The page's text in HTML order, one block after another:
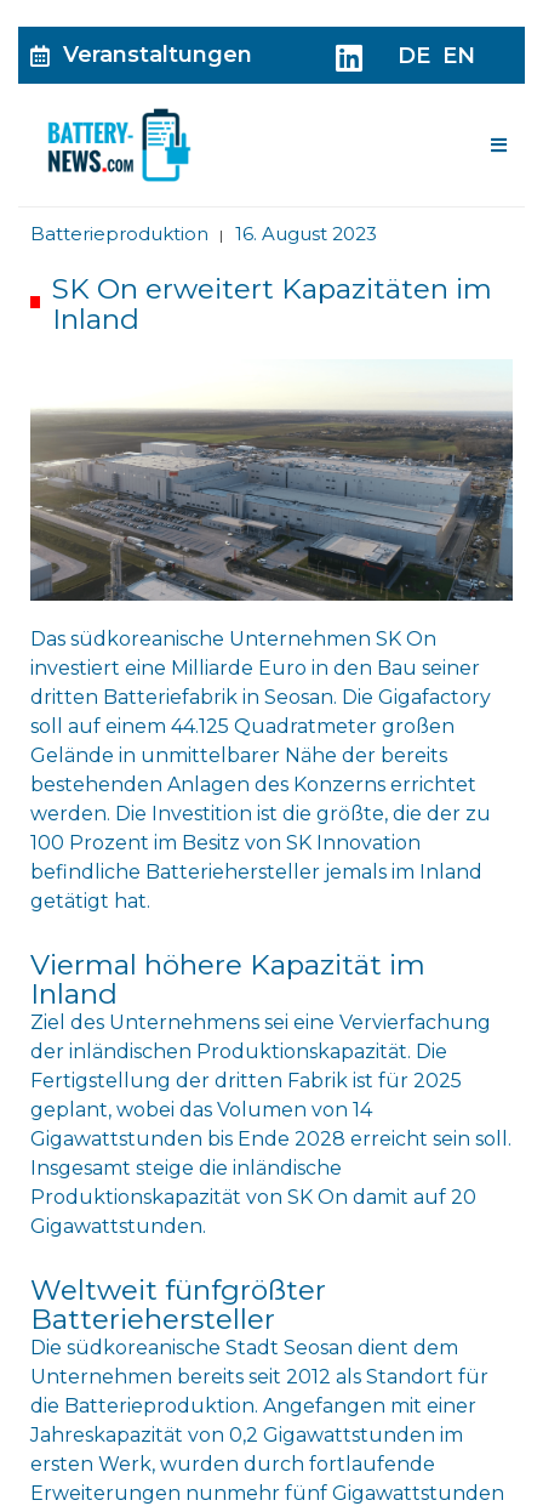
Veranstaltungen DE EN
Batterieproduktion | 16. August 2023
SK On erweitert Kapazitäten im
Inland
Das südkoreanische Unternehmen SK On
investiert eine Milliarde Euro in den Bau seiner
dritten Batteriefabrik in Seosan. Die Gigafactory
soll auf einem 44.125 Quadratmeter großen
Gelände in unmittelbarer Nähe der bereits
bestehenden Anlagen des Konzerns errichtet
werden. Die Investition ist die größte, die der zu
100 Prozent im Besitz von SK Innovation
befindliche Batteriehersteller jemals im Inland
getätigt hat.
Viermal höhere Kapazität im
Inland
Ziel des Unternehmens sei eine Vervierfachung
der inländischen Produktionskapazität. Die
Fertigstellung der dritten Fabrik ist für 2025
geplant, wobei das Volumen von 14
Gigawattstunden bis Ende 2028 erreicht sein soll.
Insgesamt steige die inländische
Produktionskapazität von SK On damit auf 20
Gigawattstunden.
Weltweit fünfgrößter
Batteriehersteller
Die südkoreanische Stadt Seosan dient dem
Unternehmen bereits seit 2012 als Standort für
die Batterieproduktion. Angefangen mit einer
Jahreskapazität von 0,2 Gigawattstunden im
ersten Werk, wurden durch fortlaufende
Erweiterungen nunmehr fünf Gigawattstunden